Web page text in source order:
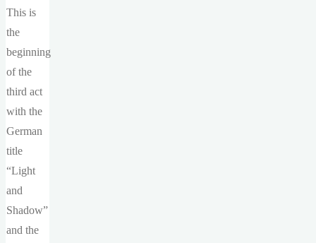
This is
the
beginning
of the
third act
with the
German
title
“Light
and
Shadow”
and the